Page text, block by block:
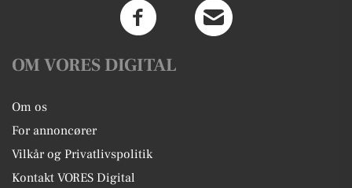
OM VORES DIGITAL
Om os
For annoncører
Vilkår og Privatlivspolitik
Kontakt VORES Digital